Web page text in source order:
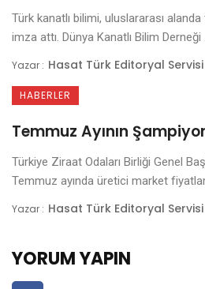
Türk kanatlı bilimi, uluslararası
imza attı. Dünya Kanatlı Bilim Derneği
Yazar : Hasat Türk Editoryal Servisi
HABERLER
Temmuz Ayının
Türkiye Ziraat Odaları Birliği Genel
Temmuz ayında üretici market
Yazar : Hasat Türk Editoryal Servisi
YORUM YAPIN